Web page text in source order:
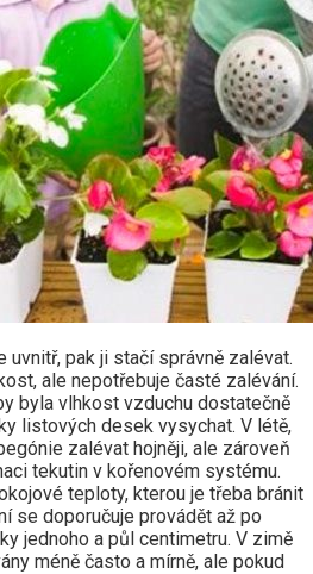
uvnitř, pak ji stačí správně zalévat.
ale nepotřebuje časté zalévání.
byla vlhkost vzduchu dostatečně
listových desek vysychat. V létě,
zalévat hojněji, ale zároveň
tekutin v kořenovém systému.
teploty, kterou je třeba bránit
se doporučuje provádět až po
jednoho a půl centimetru. V zimě
méně často a mírně, ale pokud